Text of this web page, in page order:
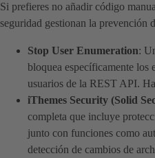
Si prefieres no añadir código
seguridad gestionan la prevención
Stop User Enumeration:
bloquea específicamente los
usuarios de la REST API.
iThemes Security (Solid
completa que incluye
junto con funciones como
detección de cambios de